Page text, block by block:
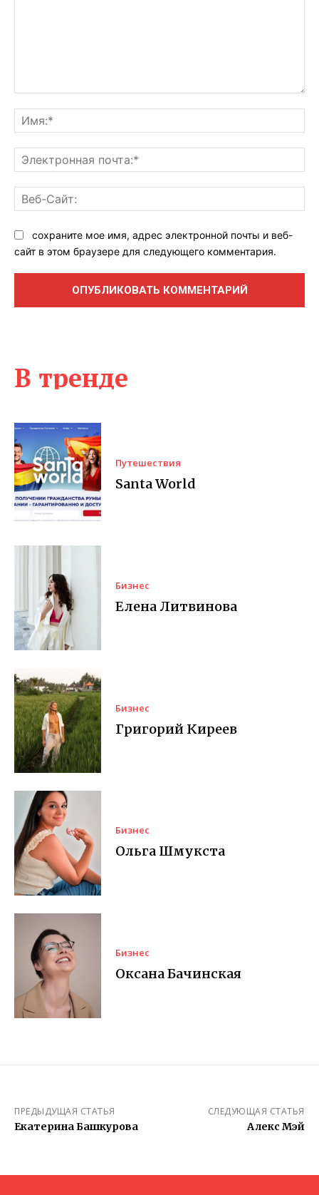
В тренде
Путешествия
Santa World
Бизнес
Елена Литвинова
Бизнес
Григорий Киреев
Бизнес
Ольга Шмукста
Бизнес
Оксана Бачинская
сохраните мое имя, адрес электронной почты и веб-
сайт в этом браузере для следующего комментария.
ПРЕДЫДУЩАЯ СТАТЬЯ
Екатерина Башкурова
СЛЕДУЮЩАЯ СТАТЬЯ
Алекс Мэй